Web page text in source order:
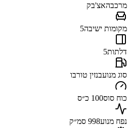
מרכבהאצ'בק
מקומות ישיבה5
דלתות5
סוג מנועבנזין טורבו
כוח סוס100 כ״ס
נפח מנוע998 סמ״ק